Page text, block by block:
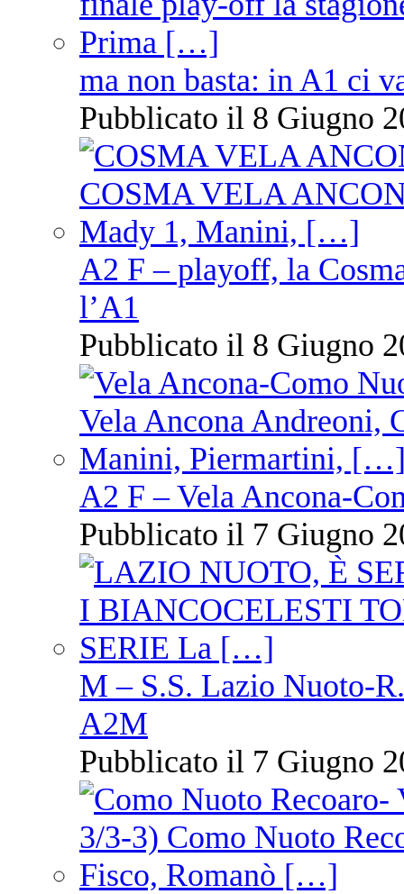
ma non basta: in A1 ci
Pubblicato il 8 Giugno
A2 F – playoff, la
l’A1
Pubblicato il 8 Giugno
A2 F – Vela Ancona-
Pubblicato il 7 Giugno
M – S.S. Lazio Nuoto-
A2M
Pubblicato il 7 Giugno